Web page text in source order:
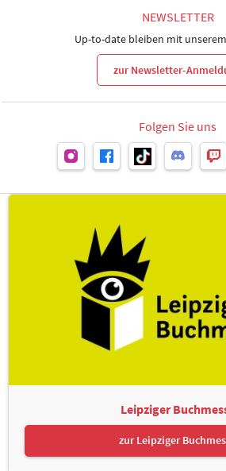
NEWSLETTER
Up-to-date bleiben mit
zur Newsletter-
Folgen Sie uns
Leipziger
zur Leipziger